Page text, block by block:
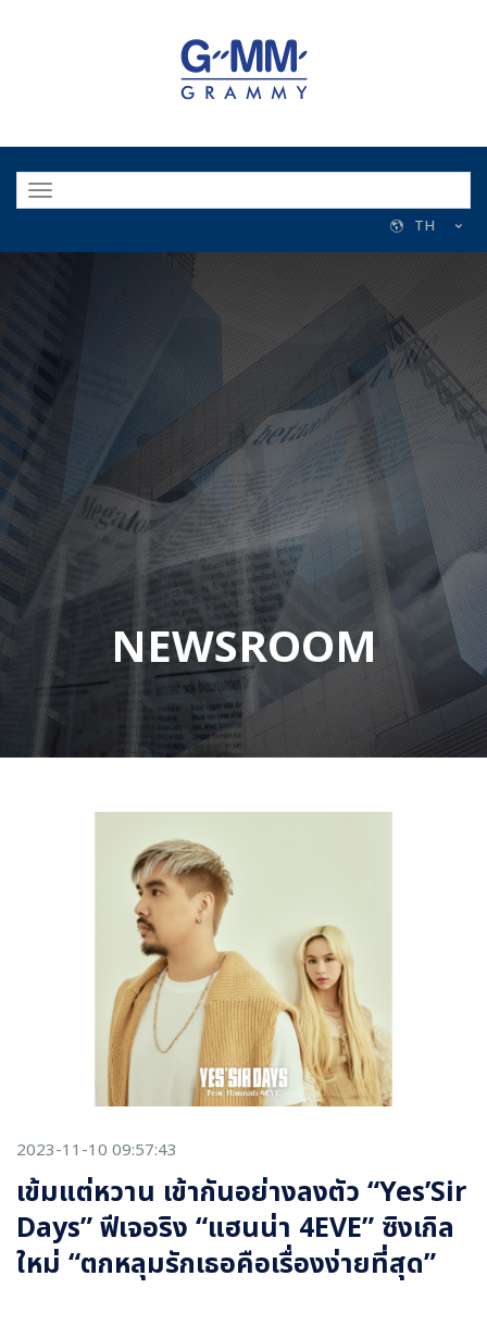
TH
NEWSROOM
2023-11-10 09:57:43
เข้มแต่หวาน เข้ากันอย่างลงตัว “Yes’Sir
Days” ฟีเจอริง “แฮนน่า 4EVE” ซิงเกิล
ใหม่ “ตกหลุมรักเธอคือเรื่องง่ายที่สุด”